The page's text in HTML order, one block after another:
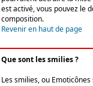
est activé, vous pouvez le
composition.
Revenir en haut de page
Que sont les smilies ?
Les smilies, ou